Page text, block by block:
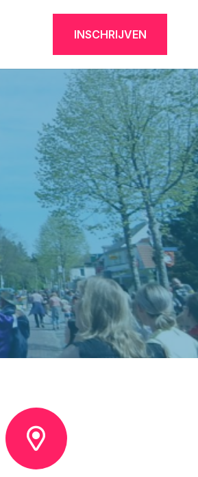
INSCHRIJVEN